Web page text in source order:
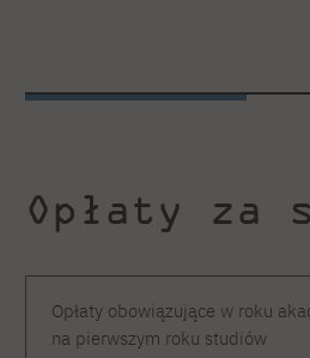
Opłaty za
Opłaty obowiązujące w roku
na pierwszym roku studiów